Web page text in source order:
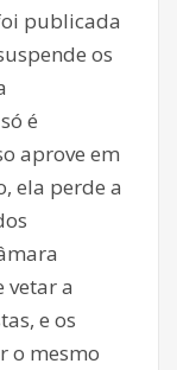
publicada
os
é
aprove em
ela perde a
vetar a
e os
o mesmo